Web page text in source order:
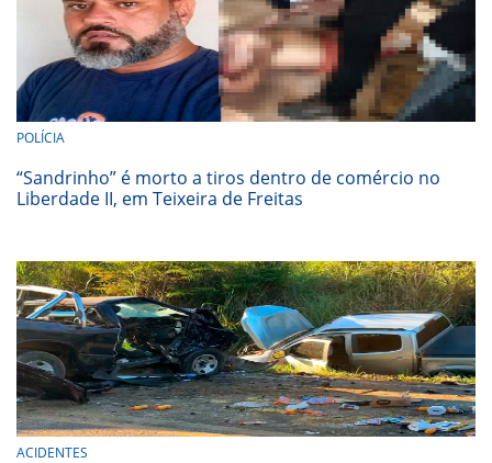
POLÍCIA
“Sandrinho” é morto a tiros dentro de comércio no
Liberdade II, em Teixeira de Freitas
ACIDENTES